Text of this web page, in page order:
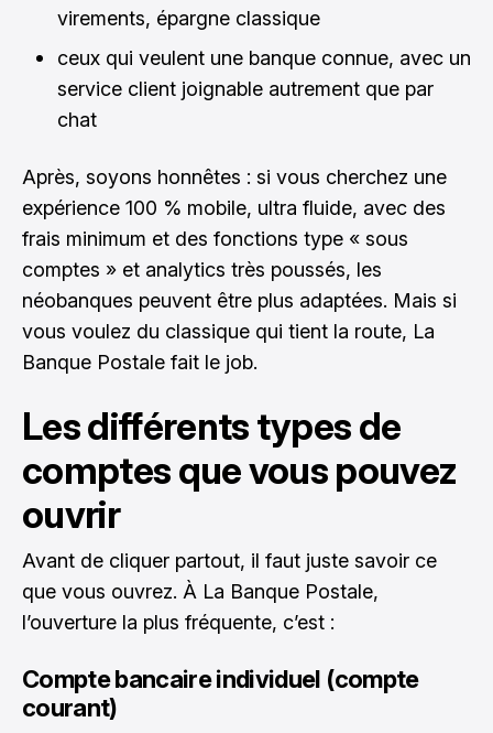
virements, épargne classique
ceux qui veulent une banque connue, avec un
service client joignable autrement que par
chat
Après, soyons honnêtes : si vous cherchez une
expérience 100 % mobile, ultra fluide, avec des
frais minimum et des fonctions type « sous
comptes » et analytics très poussés, les
néobanques peuvent être plus adaptées. Mais si
vous voulez du classique qui tient la route, La
Banque Postale fait le job.
Les différents types de
comptes que vous pouvez
ouvrir
Avant de cliquer partout, il faut juste savoir ce
que vous ouvrez. À La Banque Postale,
l’ouverture la plus fréquente, c’est :
Compte bancaire individuel (compte
courant)